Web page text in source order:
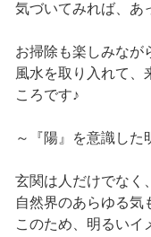
気づいてみれば、あ
お掃除も楽しみなが
風水を取り入れて、
ころです♪
～『陽』を意識した
玄関は人だけでなく、
自然界のあらゆる気
このため、明るいイ